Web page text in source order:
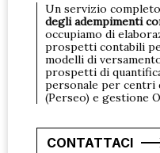
Un servizio
degli adempimenti
occupiamo di
prospetti contabili
modelli di
prospetti di
personale per centri
(Perseo) e gestione
CONTATTACI